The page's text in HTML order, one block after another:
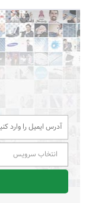
انتخاب سرویس